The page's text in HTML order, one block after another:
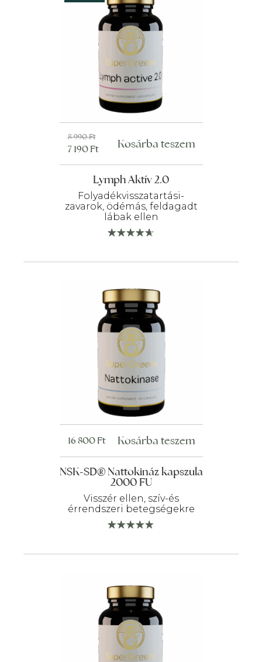
Lymph Aktív 2.0
Folyadékvisszatartási-
zavarok, ödémás, feldagadt
lábak ellen
8 990Ft
Original
price
was:
990 Ft.
7 190Ft
Current
price
is:
190 Ft.
Kosárba teszem
NSK-SD® Nattokináz kapszula
2000 FU
Visszér ellen, szív-és
érrendszeri betegségekre
16 800Ft Kosárba teszem